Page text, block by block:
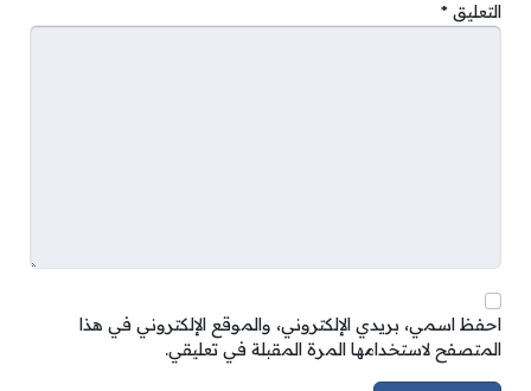
التعليق *
احفظ اسمي، بريدي الإلكتروني، والموقع الإلكتروني في هذا
المتصفح لاستخدامها المرة المقبلة في تعليقي.